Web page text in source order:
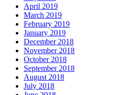
April 2019
March 2019
February 2019
January 2019
December 2018
November 2018
October 2018
September 2018
August 2018
July 2018